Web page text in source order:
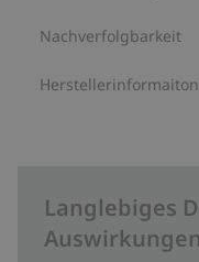
Bio-Baumwolle –GOTS
Nachverfolgbarkeit
Herstellerinformaiton
Langlebiges